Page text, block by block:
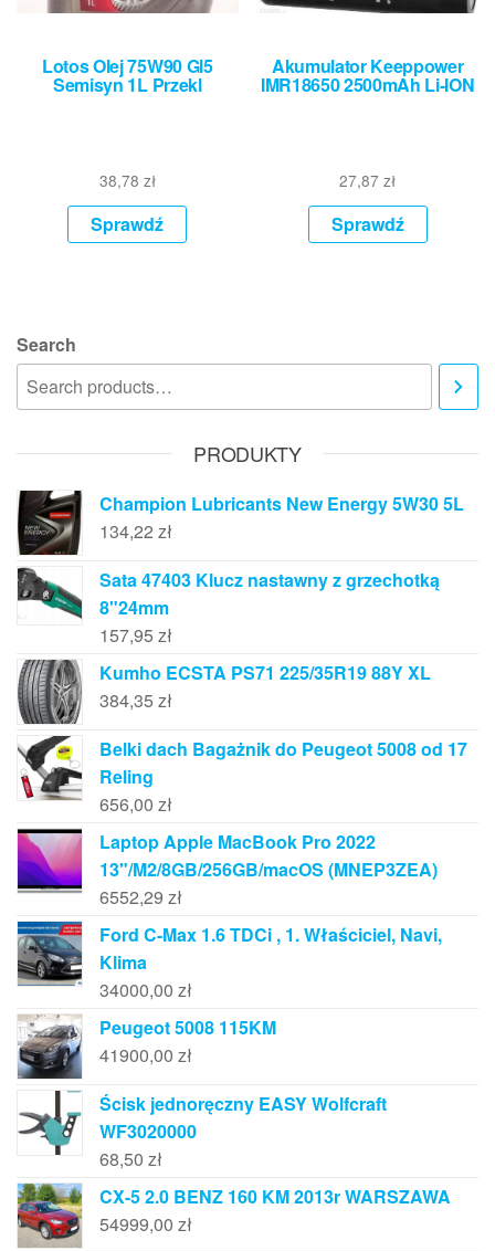
Lotos Olej 75W90 Gl5
Semisyn 1L Przekl
38,78 zł
Sprawdź
Akumulator Keeppower
IMR18650 2500mAh Li-ION
27,87zł
Sprawdź
Search
PRODUKTY
Champion Lubricants New Energy 5W30 5L
134,22 zł
Sata 47403 Klucz nastawny z grzechotką
8"24mm
157,95 zł
Kumho ECSTA PS71 225/35R19 88Y XL
384,35 zł
Belki dach Bagażnik do Peugeot 5008 od 17
Reling
656,00 zł
Laptop Apple MacBook Pro 2022
13"/M2/8GB/256GB/macOS (MNEP3ZEA)
6552,29 zł
Ford C-Max 1.6 TDCi , 1. Właściciel, Navi,
Klima
34000,00 zł
Peugeot 5008 115KM
41900,00 zł
Ścisk jednoręczny EASY Wolfcraft
WF3020000
68,50 zł
CX-5 2.0 BENZ 160 KM 2013r WARSZAWA
54999,00 zł